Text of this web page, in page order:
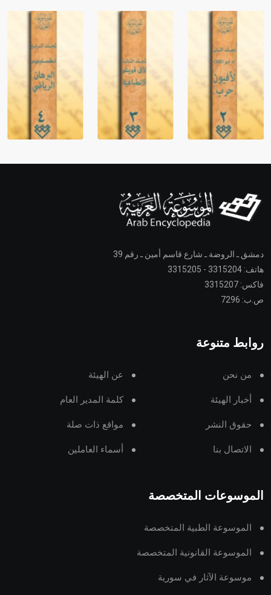
دمشق ـ الروضة ـ شارع قاسم أمين ـ رقم 39
هاتف: 3315204 - 3315205
فاكس: 3315207
ص.ب: 7296
روابط متنوعة
من نحن عن الهيئة
أخبار الهيئة كلمة المدير العام
حقوق النشر مواقع ذات صلة
الاتصال بنا أسماء العاملين
الموسوعات المتخصصة
الموسوعة الطبية المتخصصة
الموسوعة القانونية المتخصصة
موسوعة الآثار في سورية